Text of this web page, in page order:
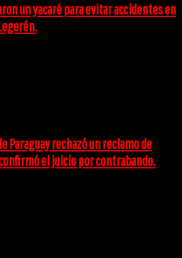
un yacaré para evitar accidentes en
Paraguay rechazó un reclamo de
el juicio por contrabando.